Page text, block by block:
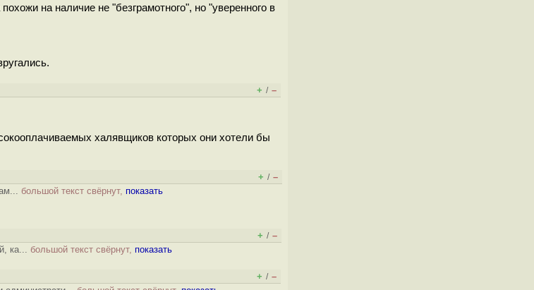
на наличие не "безграмотного", но "уверенного в
+ / –
халявщиков которых они хотели бы
+ / –
большой текст свёрнут, показать
+ / –
ка... большой текст свёрнут, показать
+ / –